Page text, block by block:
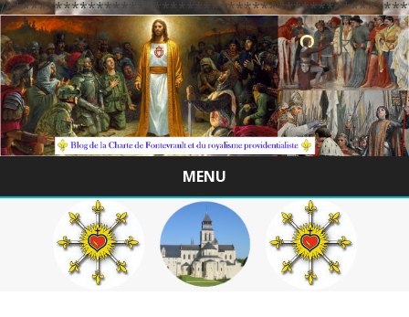
/
MENU
Skip
to
content